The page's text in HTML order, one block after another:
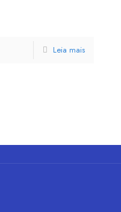
Leia mais